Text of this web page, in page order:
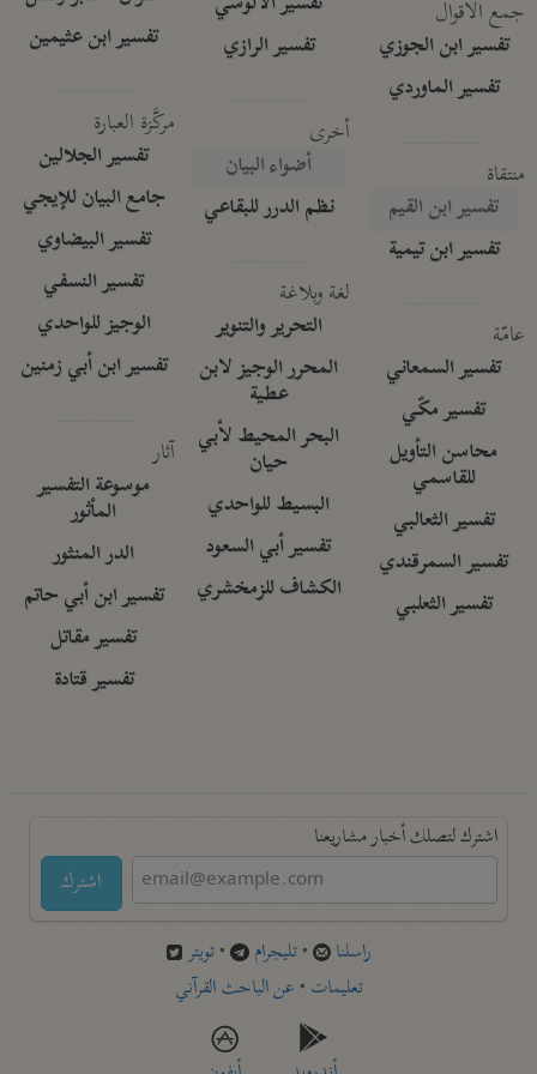
جمع الأقوال
تفسير ابن الجوزي
تفسير الماوردي
منتقاة
تفسير ابن القيم
تفسير ابن تيمية
عامّة
تفسير السمعاني
تفسير مكّي
محاسن التأويل
للقاسمي
تفسير الثعالبي
تفسير السمرقندي
تفسير الثعلبي
تفسير الرازي
أخرى
أضواء البيان
نظم الدرر للبقاعي
لغة وبلاغة
التحرير والتنوير
المحرر الوجيز لابن
عطية
البحر المحيط لأبي
حيان
البسيط للواحدي
تفسير أبي السعود
الكشاف للزمخشري
تفسير ابن عثيمين
مركَّزة العبارة
تفسير الجلالين
جامع البيان للإيجي
تفسير البيضاوي
تفسير النسفي
الوجيز للواحدي
تفسير ابن أبي زمنين
آثار
موسوعة التفسير
المأثور
الدر المنثور
تفسير ابن أبي حاتم
تفسير مقاتل
تفسير قتادة
اشترك لتصلك أخبار مشاريعنا
اشترك
راسلنا •تليجرام •تويتر
تعليمات •عن الباحث القرآني